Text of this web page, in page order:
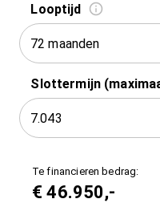
Looptijd
72 maanden
Slottermijn
Te financieren bedrag:
€46.950,-